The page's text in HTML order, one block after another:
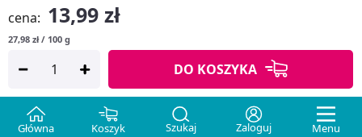
Główna Koszyk Szukaj Zaloguj Menu
cena: 13,99 zł
27,98 zł / 100 g
DO KOSZYKA
Copyright © 2026
APTUSSHOP
Projekt strony: MEDICARE.PL iAPTUS.PL